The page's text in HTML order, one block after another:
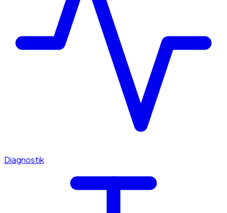
Diagnostik